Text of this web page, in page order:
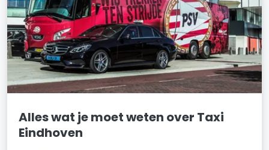
Alles wat je moet weten over Taxi
Eindhoven